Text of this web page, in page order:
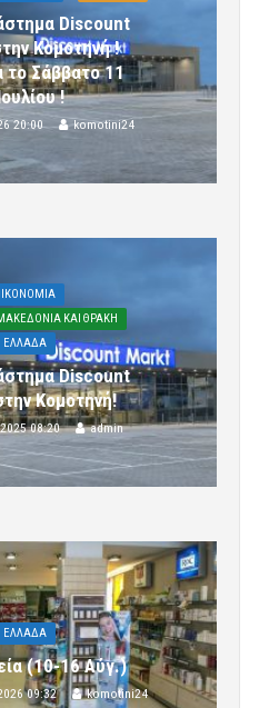
Discount
Κομοτηνή !
το Σάββατο 11
!
20:00 komotini24
ΚΑΙ ΘΡΑΚΗ
ΕΛΛΑΔΑ
Discount
Κομοτηνή!
08:20 admin
ΕΛΛΑΔΑ
(10-16 Αύγ.)
09:32 komotini24